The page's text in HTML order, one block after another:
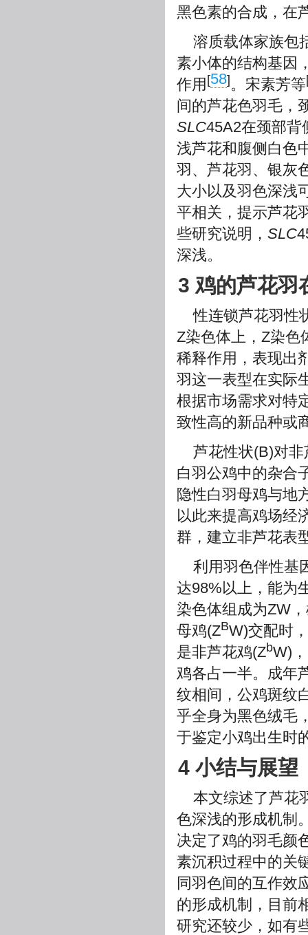
黑色素的合成，在
溶质载体家族包
素小体的结构基因
作用 [58]。宋素芳等
间的芦花色羽毛，
SLC45A2在颈部背
浅芦花和腹侧白色
羽、芦花羽、银灰
大小以及羽色深浅
平相关，提示芦花
些研究说明， SLC
深浅。
3 鸡的芦花羽
性连锁芦花羽性
Z染色体上，Z染色
稀释作用，表现出
羽这一表型在实际
根据市场需求对特
致性高的新品种或
芦花性状(B)对
白羽公鸡中的杂合
隐性白羽母鸡与地
以此来提高鸡场经
群，建立非芦花表
利用羽色伴性基
达98%以上，能为
染色体组成为ZW
母鸡(ZBW)交配时
是非芦花鸡(ZbW)
鸡各占一半。成年
纹相间，公鸡斑纹
乎全身为黑色绒毛
于鉴定小鸡出生时
4 小结与展望
本文综述了芦花
色深浅的形成机制
决定了鸡的羽毛颜
素沉积过程中的关
同羽色间的互作效
的形成机制，目前
研究还较少，如有